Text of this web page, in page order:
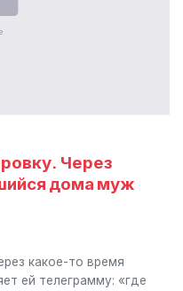
Через
дома муж
какое-то время
ей телеграмму: «где